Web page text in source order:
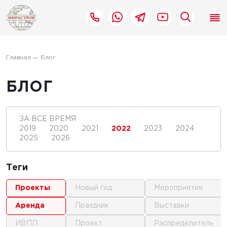
Главная Блог
БЛОГ
ЗА ВСЕ ВРЕМЯ
2019
2020 2021 2022 2023
2024
2025
2026
Теги
проекты
аренда
ИВПП
новый год
праздник
проект
мероприятия
выставки
распределитель